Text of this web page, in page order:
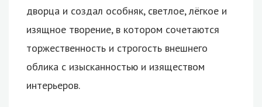
дворца и создал особняк, светлое, лёгкое и
изящное творение, в котором сочетаются
торжественность и строгость внешнего
облика с изысканностью и изяществом
интерьеров.